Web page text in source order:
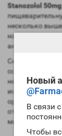
Новый
В связи
Чтобы
Stanozolol
несколько
научных
активность у
Сейчас часто
состав циклов
негативного
использован
организма.
отличаться в
минимальная.